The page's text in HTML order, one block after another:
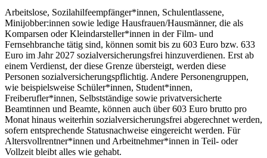
Arbeitslose, Sozilahilfeempfänger*innen, Schulentlassene,
Minijobber:innen sowie ledige Hausfrauen/Hausmänner, die als
Komparsen oder Kleindarsteller*innen in der Film- und
Fernsehbranche tätig sind, können somit bis zu 603 Euro bzw. 633
Euro im Jahr 2027 sozialversicherungsfrei hinzuverdienen. Erst ab
einem Verdienst, der diese Grenze übersteigt, werden diese
Personen sozialversicherungspflichtig. Andere Personengruppen,
wie beispielsweise Schüler*innen, Student*innen,
Freiberufler*innen, Selbstständige sowie privatversicherte
Beamtinnen und Beamte, können auch über 603 Euro brutto pro
Monat hinaus weiterhin sozialversicherungsfrei abgerechnet werden,
sofern entsprechende Statusnachweise eingereicht werden. Für
Altersvollrentner*innen und Arbeitnehmer*innen in Teil- oder
Vollzeit bleibt alles wie gehabt.